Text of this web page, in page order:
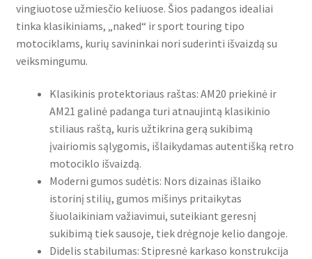
vingiuotose užmiesčio keliuose. Šios padangos idealiai
tinka klasikiniams, „naked“ ir sport touring tipo
motociklams, kurių savininkai nori suderinti išvaizdą su
veiksmingumu.
Klasikinis protektoriaus raštas: AM20 priekinė ir
AM21 galinė padanga turi atnaujintą klasikinio
stiliaus raštą, kuris užtikrina gerą sukibimą
įvairiomis sąlygomis, išlaikydamas autentišką retro
motociklo išvaizdą.
Moderni gumos sudėtis: Nors dizainas išlaiko
istorinį stilių, gumos mišinys pritaikytas
šiuolaikiniam važiavimui, suteikiant geresnį
sukibimą tiek sausoje, tiek drėgnoje kelio dangoje.
Didelis stabilumas: Stipresnė karkaso konstrukcija